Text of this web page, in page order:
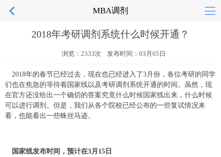
MBA调剂
2018年考研调剂系统什么时候开通？
浏览：2333次 发布时间：03月05日
2018年的春节已经过去，现在也已经进入了3月份，各位考研的同学
们也在焦急的等待着国家线以及考研调剂系统开通的时间。虽然，现
在官方还没给出一个确切的答案究竟什么时候国家线出来，什么时候
可以进行调剂。但是，我们从各个院校已经公布的一些复试情况来
看，也能看出一些蛛丝马迹。
国家线发布时间，预计在3月15日